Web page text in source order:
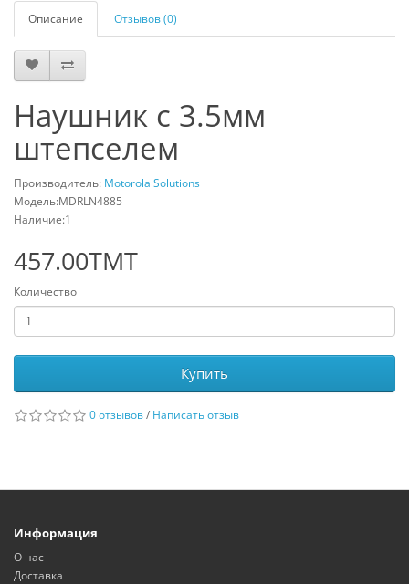
Описание Отзывов (0)
Наушник с 3.5мм
штепселем
Производитель: Motorola Solutions
Модель:MDRLN4885
Наличие:1
457.00TMT
Количество
Купить
0 отзывов/ Написать отзыв
Информация
О нас
Доставка